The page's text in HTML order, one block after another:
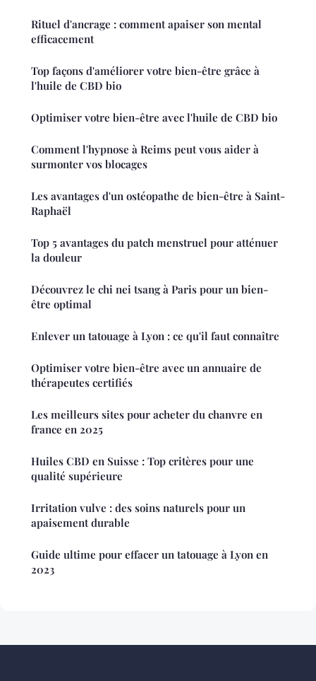
Rituel d'ancrage : comment apaiser son mental
efficacement
Top façons d'améliorer votre bien-être grâce à
l'huile de CBD bio
Optimiser votre bien-être avec l'huile de CBD bio
Comment l'hypnose à Reims peut vous aider à
surmonter vos blocages
Les avantages d'un ostéopathe de bien-être à Saint-
Raphaël
Top 5 avantages du patch menstruel pour atténuer
la douleur
Découvrez le chi nei tsang à Paris pour un bien-
être optimal
Enlever un tatouage à Lyon : ce qu'il faut connaître
Optimiser votre bien-être avec un annuaire de
thérapeutes certifiés
Les meilleurs sites pour acheter du chanvre en
france en 2025
Huiles CBD en Suisse : Top critères pour une
qualité supérieure
Irritation vulve : des soins naturels pour un
apaisement durable
Guide ultime pour effacer un tatouage à Lyon en
2023